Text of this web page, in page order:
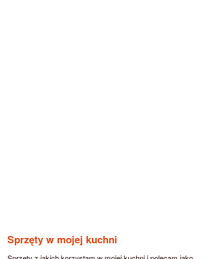
Sprzęty w mojej kuchni